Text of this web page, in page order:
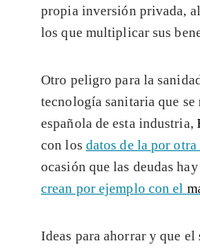
propia inversión privada,
los que multiplicar sus
Otro peligro para la
tecnología sanitaria que
española de esta industria,
con los datos de la por otra
ocasión que las deudas
crean por ejemplo con el
Ideas para ahorrar y que